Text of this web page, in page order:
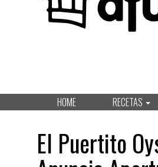
HOME RECETAS
El Puertito